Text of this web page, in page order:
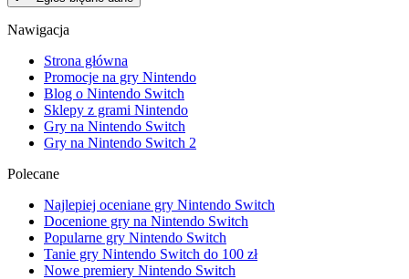
Nawigacja
Strona główna
Promocje na gry Nintendo
Blog o Nintendo Switch
Sklepy z grami Nintendo
Gry na Nintendo Switch
Gry na Nintendo Switch 2
Polecane
Najlepiej oceniane gry Nintendo Switch
Docenione gry na Nintendo Switch
Popularne gry Nintendo Switch
Tanie gry Nintendo Switch do 100 zł
Nowe premiery Nintendo Switch